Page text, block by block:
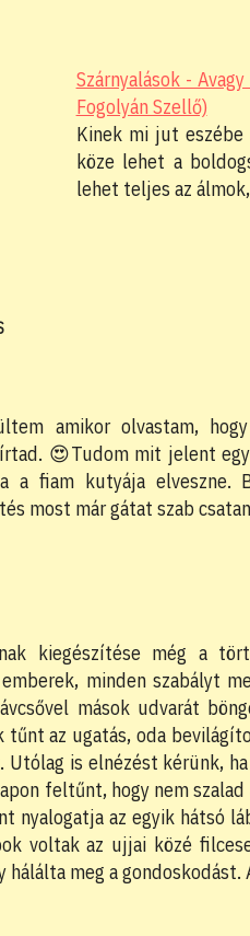
Szárnyalások -
Fogolyán Szellő)
Kinek mi jut eszébe
köze lehet a
lehet teljes az
amikor olvastam,
😍Tudom mit jelent
a fiam kutyája elveszne.
most már gátat szab
kiegészítése még a
minden szabályt
mások udvarát
tűnt az ugatás, oda
Utólag is elnézést kérünk,
feltűnt, hogy nem
nyalogatja az egyik hátsó
voltak az ujjai közé
hálálta meg a